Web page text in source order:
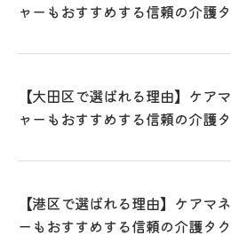
ャーもおすすめする信頼の介護
【大田区で選ばれる理由】ケア
ャーもおすすめする信頼の介護
【港区で選ばれる理由】ケアマ
ーもおすすめする信頼の介護タ